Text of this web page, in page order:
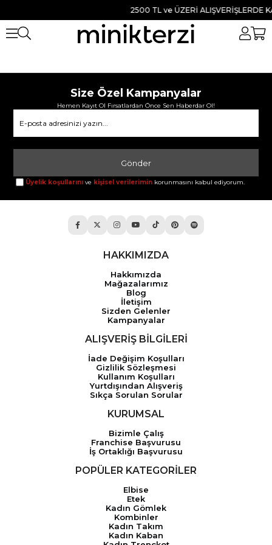
2500 TL ve ÜZERİ ALIŞVERİŞLERDE
Size Özel Kampanyalar
Hemen Kayıt Ol Fırsatlardan Önce Sen Haberdar Ol!
Gönder
Üyelik koşullarını ve kişisel verilerimin korunmasını kabul ediyorum.
HAKKIMIZDA
Hakkımızda
Mağazalarımız
Blog
İletişim
Sizden Gelenler
Kampanyalar
ALIŞVERİŞ BİLGİLERİ
İade Değişim Koşulları
Gizlilik Sözleşmesi
Kullanım Koşulları
Yurtdışından Alışveriş
Sıkça Sorulan Sorular
KURUMSAL
Bizimle Çalış
Franchise Başvurusu
İş Ortaklığı Başvurusu
POPÜLER KATEGORİLER
Elbise
Etek
Kadın Gömlek
Kombinler
Kadın Takım
Kadın Kaban